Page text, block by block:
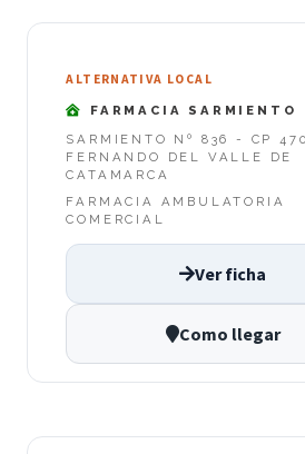
ALTERNATIVA LOCAL
FARMACIA SARMIENTO
SARMIENTO Nº 836 - CP
FERNANDO DEL VALLE DE
CATAMARCA
FARMACIA AMBULATORIA
COMERCIAL
Ver ficha
Como llegar